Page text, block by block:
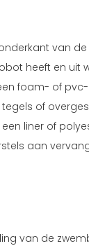
van
heeft en uit
foam- of
of
liner of
aan
van de